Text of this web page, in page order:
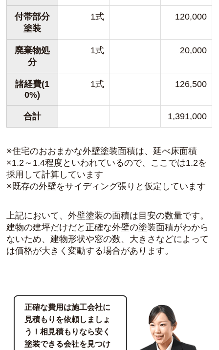
付帯部分
塗装
1式 120,000
廃棄物処
分
1式 20,000
諸経費(1
0%)
1式 126,500
合計 1,391,000
※住宅のおおまかな外壁塗装面積は、延べ床面積
×1.2～1.4程度といわれているので、ここでは1.2を
採用して計算しています
※既存の外壁をサイディング張りと仮定しています
上記において、外壁塗装の面積は目安の数量です。
建物の建坪だけだと正確な外壁の塗装面積がわから
ないため、建物形状や窓の数、大きさなどによって
は価格が大きく変動する場合があります。
正確な費用は施工会社に
見積もりを依頼しましょ
う！相見積もりなら安く
塗装できる会社を見つけ